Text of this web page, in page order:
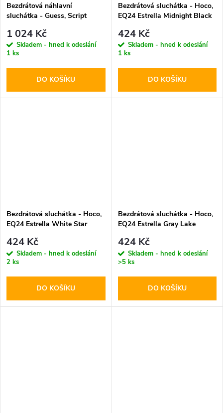
Bezdrátová náhlavní
sluchátka - Guess, Script
1 024 Kč
Skladem - hned k odeslání
1 ks
DO KOŠÍKU
Bezdrátová sluchátka - Hoco,
EQ24 Estrella Midnight Black
424 Kč
Skladem - hned k odeslání
1 ks
DO KOŠÍKU
Bezdrátová sluchátka - Hoco,
EQ24 Estrella White Star
424 Kč
Skladem - hned k odeslání
2 ks
DO KOŠÍKU
Bezdrátová sluchátka - Hoco,
EQ24 Estrella Gray Lake
424 Kč
Skladem - hned k odeslání
>5 ks
DO KOŠÍKU